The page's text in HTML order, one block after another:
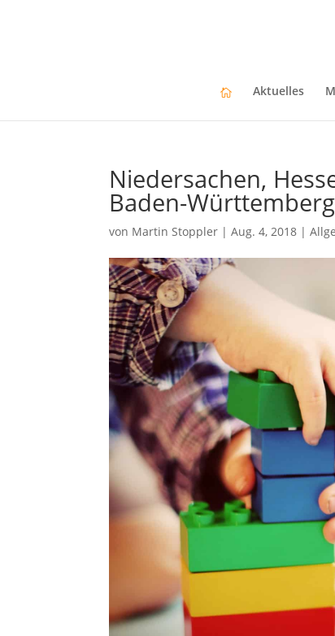
Aktuelles
Niedersachen,
Baden-
von Martin Stoppler |Aug. 4, 2018 |